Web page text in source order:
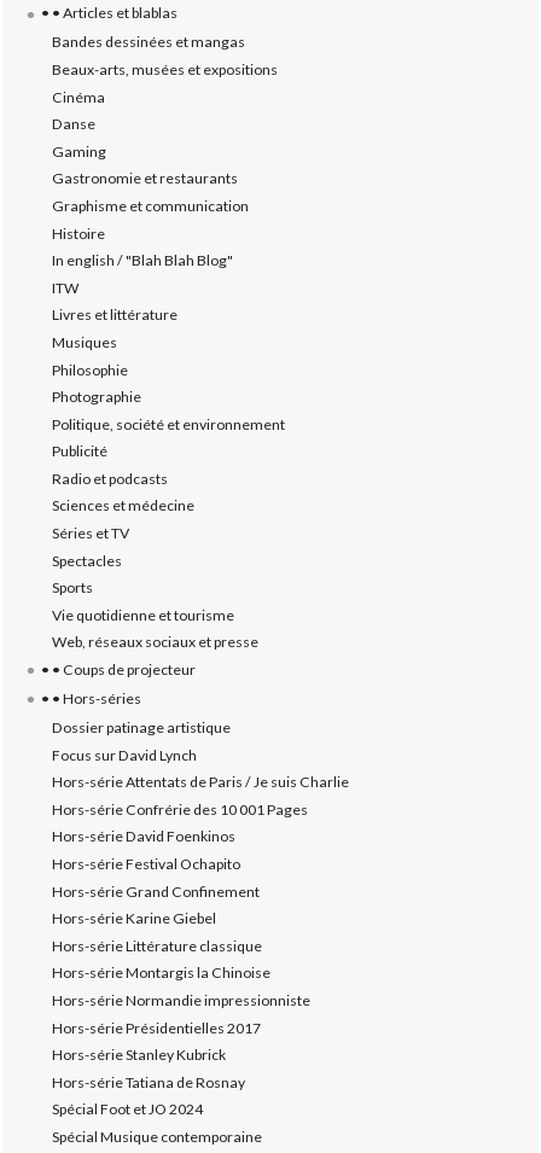
• • Articles et blablas
Bandes dessinées et mangas
Beaux-arts, musées et expositions
Cinéma
Danse
Gaming
Gastronomie et restaurants
Graphisme et communication
Histoire
In english / "Blah Blah Blog"
ITW
Livres et littérature
Musiques
Philosophie
Photographie
Politique, société et environnement
Publicité
Radio et podcasts
Sciences et médecine
Séries et TV
Spectacles
Sports
Vie quotidienne et tourisme
Web, réseaux sociaux et presse
• • Coups de projecteur
• • Hors-séries
Dossier patinage artistique
Focus sur David Lynch
Hors-série Attentats de Paris / Je suis Charlie
Hors-série Confrérie des 10 001 Pages
Hors-série David Foenkinos
Hors-série Festival Ochapito
Hors-série Grand Confinement
Hors-série Karine Giebel
Hors-série Littérature classique
Hors-série Montargis la Chinoise
Hors-série Normandie impressionniste
Hors-série Présidentielles 2017
Hors-série Stanley Kubrick
Hors-série Tatiana de Rosnay
Spécial Foot et JO 2024
Spécial Musique contemporaine